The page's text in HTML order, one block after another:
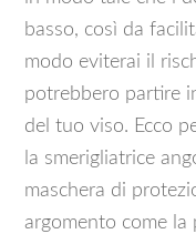
basso, così da
modo eviterai il
potrebbero partire
del tuo viso. Ecco
la smerigliatrice
maschera di
argomento come la